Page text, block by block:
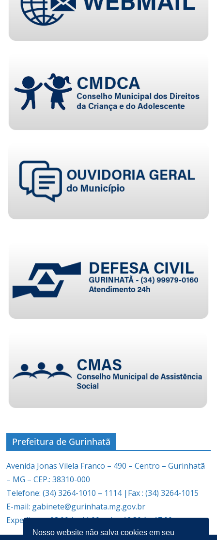
Prefeitura de Gurinhatã
Avenida Jonas Vilela Franco – 490 – Centro – Gurinhatã
– MG – CEP.: 38310-000
Telefone: (34) 3264-1010 – 1114 |Fax : (34) 3264-1015
E-mail: gabinete@gurinhata.mg.gov.br
Expediente: 08:00 às 11:00 e das 12:30 às 17:00
Nosso website não salva cookies em seu